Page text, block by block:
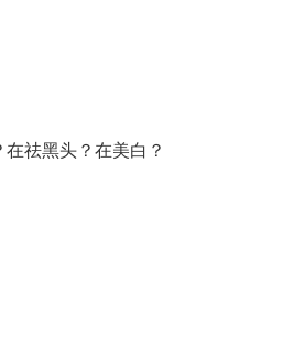
祛黑头？在美白？